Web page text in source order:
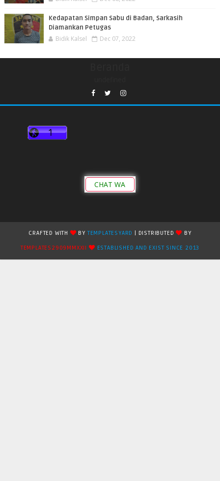
Kedapatan Simpan Sabu di Badan, Sarkasih
Diamankan Petugas
Bidik Kalsel Dec 07, 2022
CHAT WA
CRAFTED WITH BYTEMPLATESYARD | DISTRIBUTED
BY
TEMPLATES2909MMXXII
ESTABLISHED AND EXIST SINCE 2013